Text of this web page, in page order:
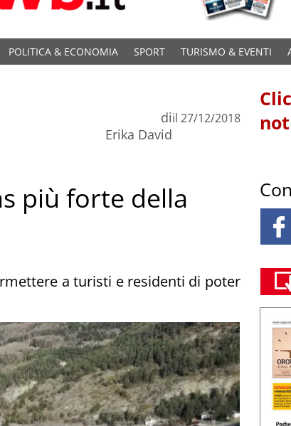
POLITICA & ECONOMIA SPORT TURISMO & EVENTI
di
Erika David
il 27/12/2018
più forte della
a turisti e residenti di poter